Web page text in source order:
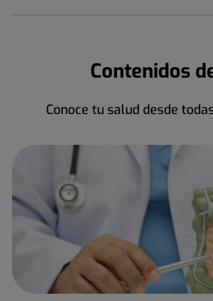
Contenidos
Conoce tu salud desde